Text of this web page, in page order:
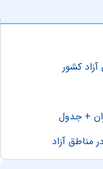
کشور
+ جدول
مناطق آزاد